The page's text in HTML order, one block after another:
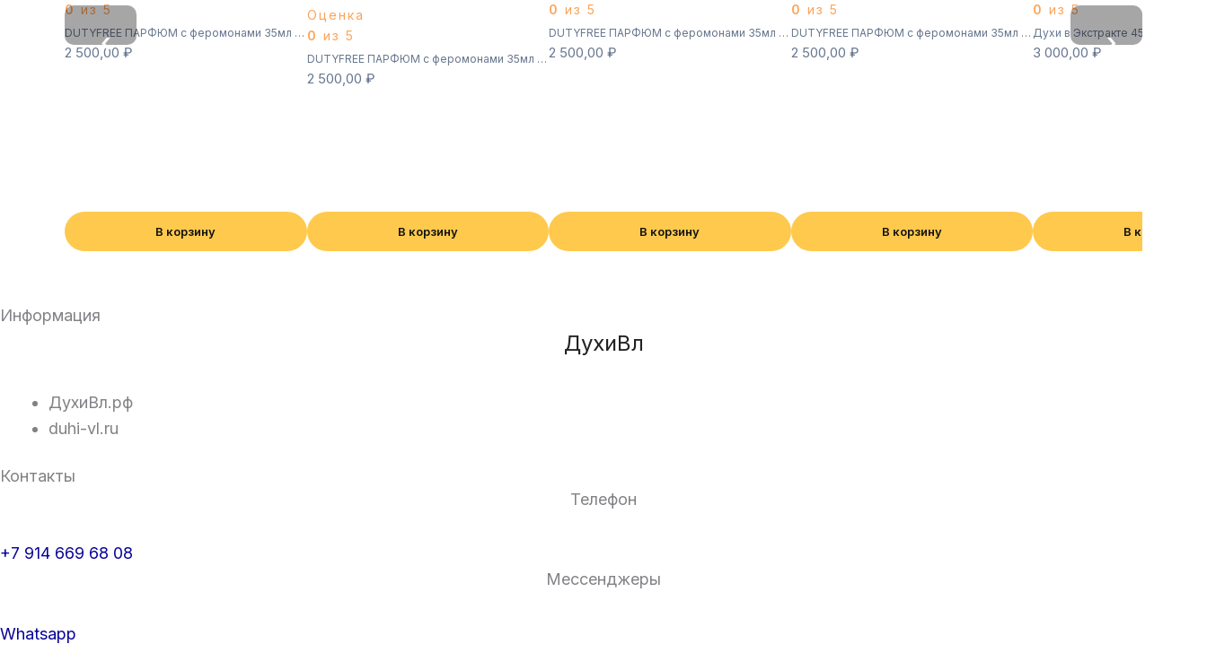
DUTYFREE ПАРФЮМ с феромонами 35мл (Суперстойкие)
0из 5
2 500,00 ₽
В корзину
DUTYFREE ПАРФЮМ с феромонами 35мл (Суперстойкие)
Оценка
0 из 5
2 500,00 ₽
В корзину
DUTYFREE ПАРФЮМ с феромонами 35мл (Суперстойкие)
0 из 5
2 500,00 ₽
В корзину
DUTYFREE ПАРФЮМ с феромонами 35мл (Суперстойкие)
0 из 5
2 500,00 ₽
В корзину
Духи в Экстракте 45мл
0 из 5
3 000,00 ₽
В корзину
‹ ›
Информация
ДухиВл
ДухиВл.рф
duhi-vl.ru
Контакты
Телефон
+7 914 669 68 08
Мессенджеры
Whatsapp